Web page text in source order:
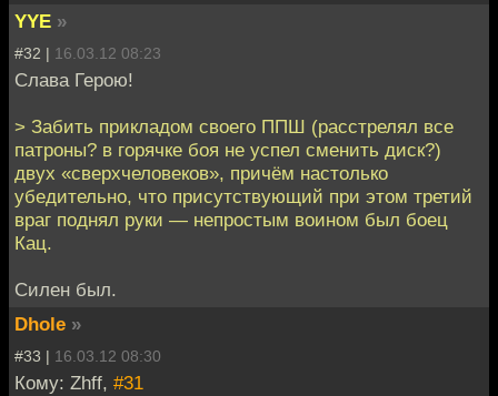
YYE »
#32 | 16.03.12 08:23
Слава Герою!
> Забить прикладом своего ППШ (расстрелял все
патроны? в горячке боя не успел сменить диск?)
двух «сверхчеловеков», причём настолько
убедительно, что присутствующий при этом третий
враг поднял руки — непростым воином был боец
Кац.
Силен был.
Dhole »
#33 | 16.03.12 08:30
Кому: Zhff, #31